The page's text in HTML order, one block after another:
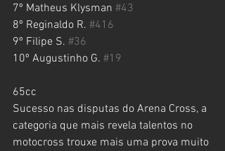
7º Matheus Klysman #43
8º Reginaldo R. #416
9º Filipe S. #36
10º Augustinho G. #19
65cc
Sucesso nas disputas do Arena Cross, a
categoria que mais revela talentos no
motocross trouxe mais uma prova muito